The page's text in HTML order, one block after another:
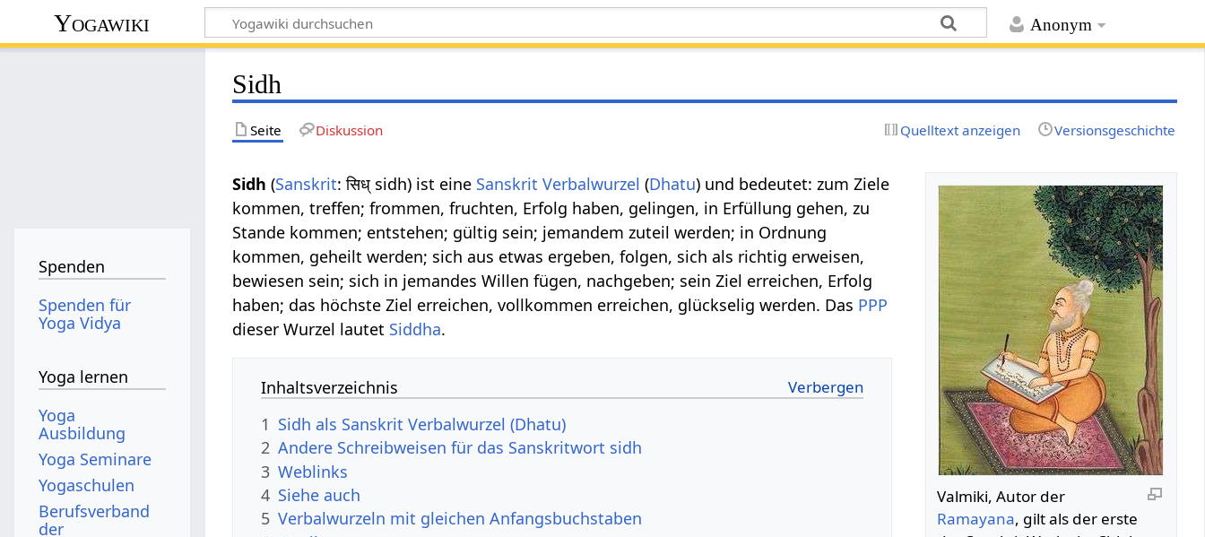
Anonym
Yogawiki
Sidh
Seite Diskussion Quelltext anzeigen Versionsgeschichte
Valmiki, Autor der
Ramayana, gilt als der erste
Sidh (Sanskrit: सिध् sidh) ist eine Sanskrit Verbalwurzel (Dhatu) und bedeutet: zum Ziele
kommen, treffen; frommen, fruchten, Erfolg haben, gelingen, in Erfüllung gehen, zu
Stande kommen; entstehen; gültig sein; jemandem zuteil werden; in Ordnung
kommen, geheilt werden; sich aus etwas ergeben, folgen, sich als richtig erweisen,
bewiesen sein; sich in jemandes Willen fügen, nachgeben; sein Ziel erreichen, Erfolg
haben; das höchste Ziel erreichen, vollkommen erreichen, glückselig werden. Das PPP
dieser Wurzel lautet Siddha.
Inhaltsverzeichnis
1 Sidh als Sanskrit Verbalwurzel (Dhatu)
2 Andere Schreibweisen für das Sanskritwort sidh
3 Weblinks
4 Siehe auch
5 Verbalwurzeln mit gleichen Anfangsbuchstaben
Spenden
Spenden für
Yoga Vidya
Yoga lernen
Yoga
Ausbildung
Yoga Seminare
Yogaschulen
Berufsverband
der